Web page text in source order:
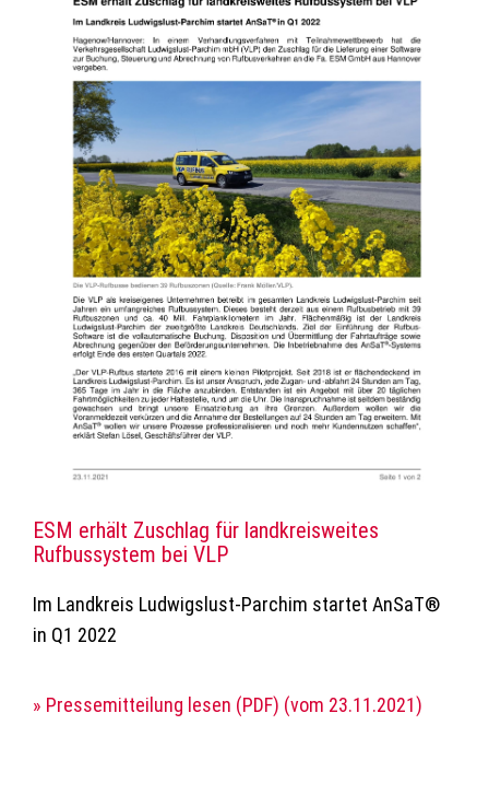
ESM erhält Zuschlag für landkreisweites
Rufbussystem bei VLP
Im Landkreis Ludwigslust-Parchim startet AnSaT®
in Q1 2022
» Pressemitteilung lesen (PDF) (vom 23.11.2021)